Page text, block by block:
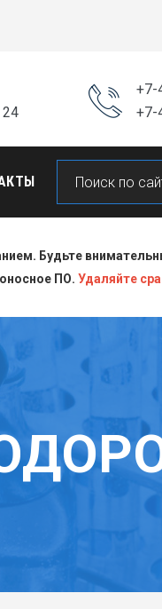
+7-
+7-
Будьте
ПО. Удаляйте